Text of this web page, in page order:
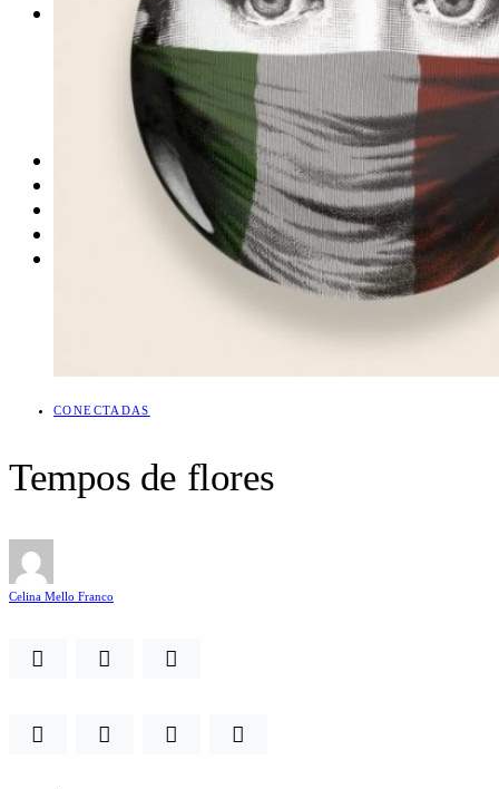
Conectadas
Mostras
CONECTADAS
Tempos de flores
Celina Mello Franco